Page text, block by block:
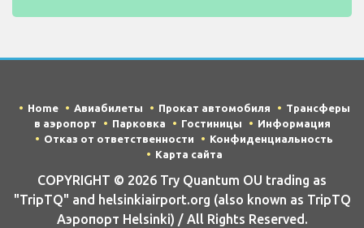
Home Авиабилеты Прокат автомобиля
Трансферы
в аэропорт
Парковка Гостиницы
Информация
Отказ от ответственности
Конфиденциальность
Карта сайта
COPYRIGHT © 2026 Try Quantum OU trading as
"TripTQ" and helsinkiairport.org (also known as TripTQ
Аэропорт Helsinki) / All Rights Reserved.